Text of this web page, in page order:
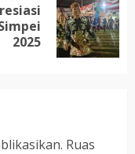
2025
Ruas